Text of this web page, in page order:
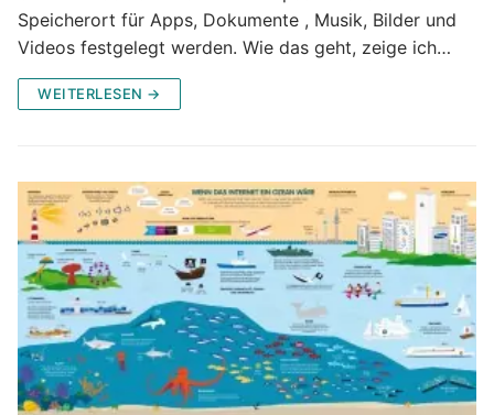
Speicherort für Apps, Dokumente , Musik, Bilder und
Videos festgelegt werden. Wie das geht, zeige ich…
WEITERLESEN →